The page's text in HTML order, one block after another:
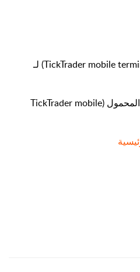
منصة الهاتف المحمول (TickTrader mobile terminal) لـ
تنزيل وتثبيت منصة الهاتف المحمول (TickTrader mobile